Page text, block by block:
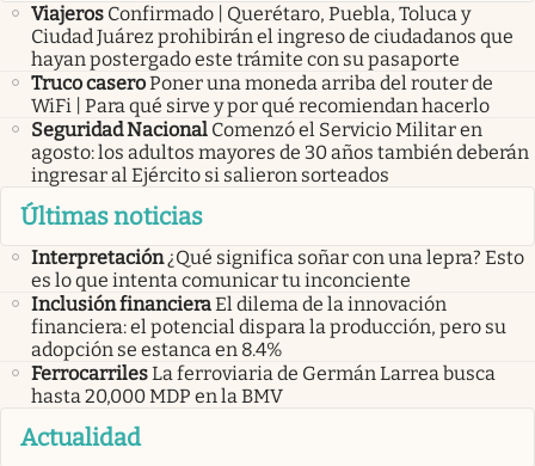
Viajeros Confirmado | Querétaro, Puebla, Toluca y
Ciudad Juárez prohibirán el ingreso de ciudadanos que
hayan postergado este trámite con su pasaporte
Truco caseroPoner una moneda arriba del router de
WiFi | Para qué sirve y por qué recomiendan hacerlo
Seguridad Nacional Comenzó el Servicio Militar en
agosto: los adultos mayores de 30 años también deberán
ingresar al Ejército si salieron sorteados
Últimas noticias
Interpretación¿Qué significa soñar con una lepra? Esto
es lo que intenta comunicar tu inconciente
Inclusión financieraEl dilema de la innovación
financiera: el potencial dispara la producción, pero su
adopción se estanca en 8.4%
FerrocarrilesLa ferroviaria de Germán Larrea busca
hasta 20,000 MDP en la BMV
Actualidad